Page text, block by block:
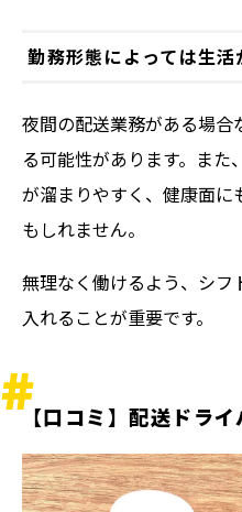
勤務形態によっては生活
夜間の配送業務がある場
る可能性があります。ま
が溜まりやすく、健康面
もしれません。
無理なく働けるよう、シフ
入れることが重要です。
【口コミ】配送ドラ